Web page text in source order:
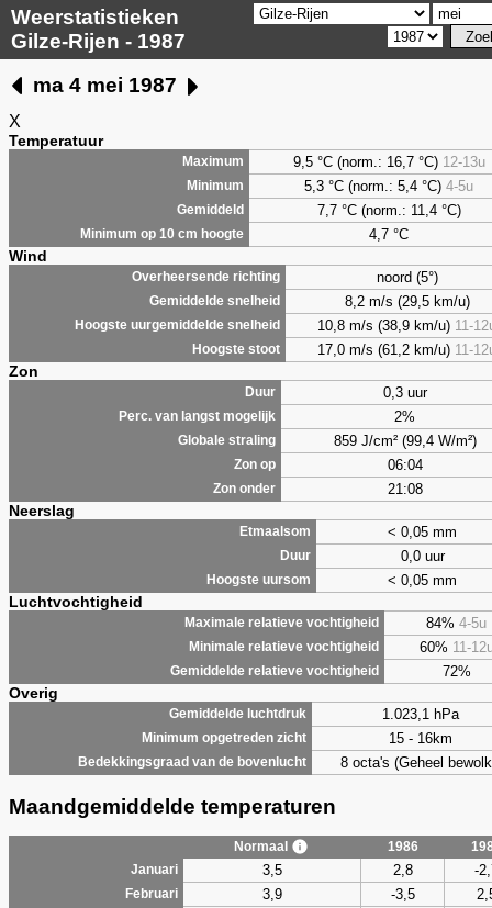
Weerstatistieken
Gilze-Rijen - 1987
ma 4 mei 1987
X
Temperatuur
Maximum 9,5 °C (norm.: 16,7 °C) 12-13u
Minimum 5,3 °C (norm.: 5,4 °C) 4-5u
Gemiddeld 7,7 °C (norm.: 11,4 °C)
Minimum op 10 cm hoogte 4,7 °C
Wind
Overheersende richting noord (5°)
Gemiddelde snelheid 8,2 m/s (29,5 km/u)
Hoogste uurgemiddelde snelheid 10,8 m/s (38,9 km/u) 11-
Hoogste stoot 17,0 m/s (61,2 km/u) 11-
Zon
Duur 0,3 uur
Perc. van langst mogelijk 2%
Globale straling 859 J/cm² (99,4 W/m²)
Zon op 06:04
Zon onder 21:08
Neerslag
Etmaalsom < 0,05 mm
Duur 0,0 uur
Hoogste uursom < 0,05 mm
Luchtvochtigheid
Maximale relatieve vochtigheid 84% 4-5u
Minimale relatieve vochtigheid 60% 11-
Gemiddelde relatieve vochtigheid 72%
Overig
Gemiddelde luchtdruk 1.023,1 hPa
Minimum opgetreden zicht 15 - 16km
Bedekkingsgraad van de bovenlucht 8 octa's (Geheel
Maandgemiddelde temperaturen
Normaal 1986
Januari
3,5 2,8 -
Februari 3,9 -3,5